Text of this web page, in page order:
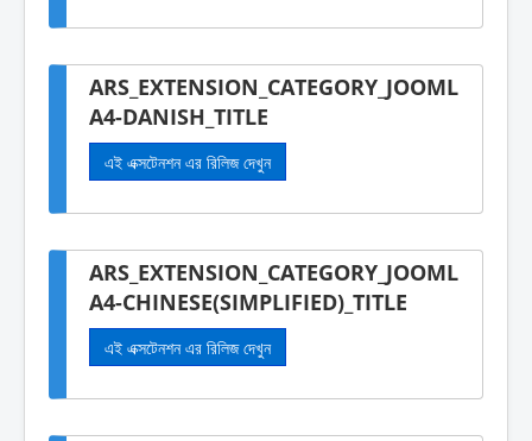
ARS_EXTENSION_CATEGORY_JOOML
A4-DANISH_TITLE
এই এক্সটেনশন এর রিলিজ দেখুন
ARS_EXTENSION_CATEGORY_JOOML
A4-CHINESE(SIMPLIFIED)_TITLE
এই এক্সটেনশন এর রিলিজ দেখুন